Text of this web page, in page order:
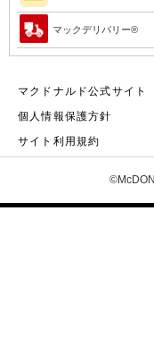
マックデリバリー®︎
マクドナルド公式サイト
個人情報保護方針
サイト利用規約